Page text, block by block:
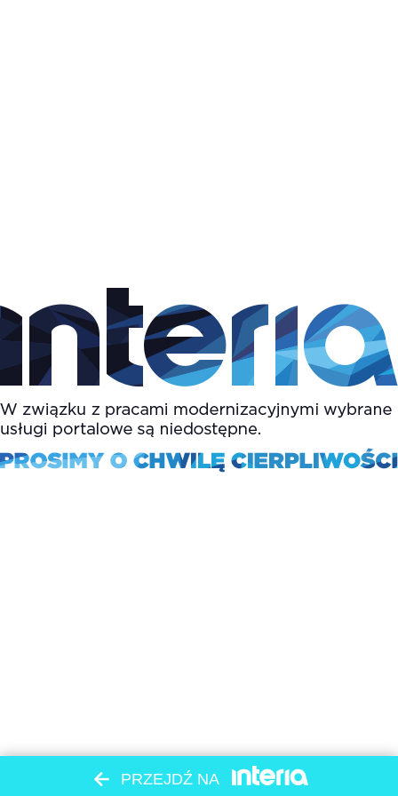
PRZEJDŹ NA